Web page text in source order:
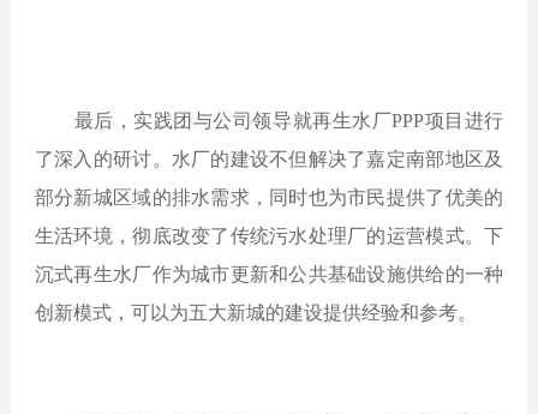
最后，实践团与公司领导就再生水厂PPP项目进行
了深入的研讨。水厂的建设不但解决了嘉定南部地区及
部分新城区域的排水需求，同时也为市民提供了优美的
生活环境，彻底改变了传统污水处理厂的运营模式。下
沉式再生水厂作为城市更新和公共基础设施供给的一种
创新模式，可以为五大新城的建设提供经验和参考。